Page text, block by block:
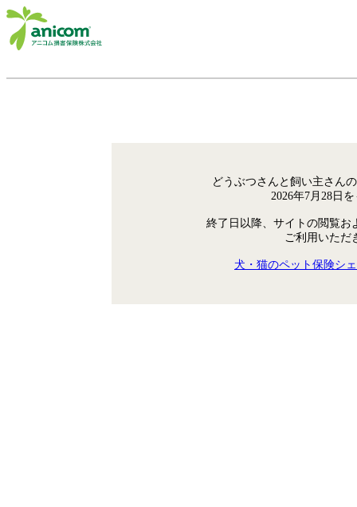
どうぶつさんと飼い主さん
2026年7月28日
終了日以降、サイトの閲覧お
ご利用いただ
犬・猫のペット保険シ